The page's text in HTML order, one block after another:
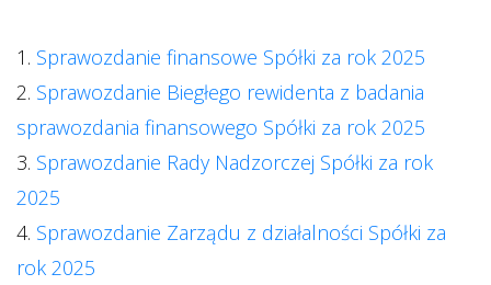
1. Sprawozdanie finansowe Spółki za rok 2025
2. Sprawozdanie Biegłego rewidenta z badania
sprawozdania finansowego Spółki za rok 2025
3. Sprawozdanie Rady Nadzorczej Spółki za rok
2025
4. Sprawozdanie Zarządu z działalności Spółki za
rok 2025